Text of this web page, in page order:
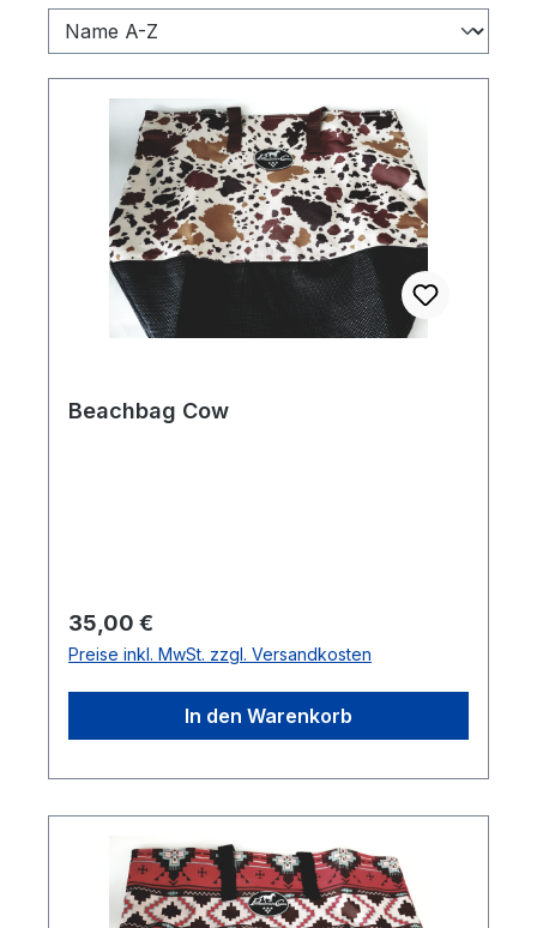
Beachbag Cow
Regulärer Preis:
35,00 €
Preise inkl. MwSt. zzgl. Versandkosten
In den Warenkorb